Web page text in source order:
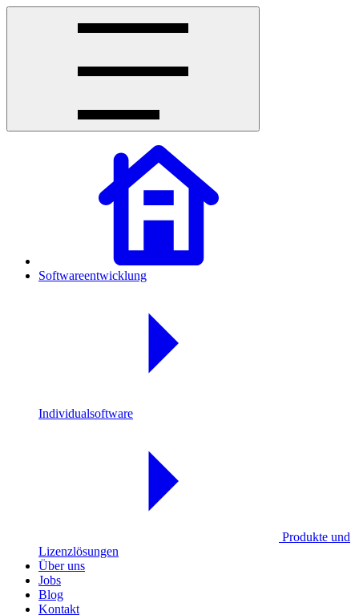
Softwareentwicklung
Individualsoftware
Produkte und
Lizenzlösungen
Über uns
Jobs
Blog
Kontakt